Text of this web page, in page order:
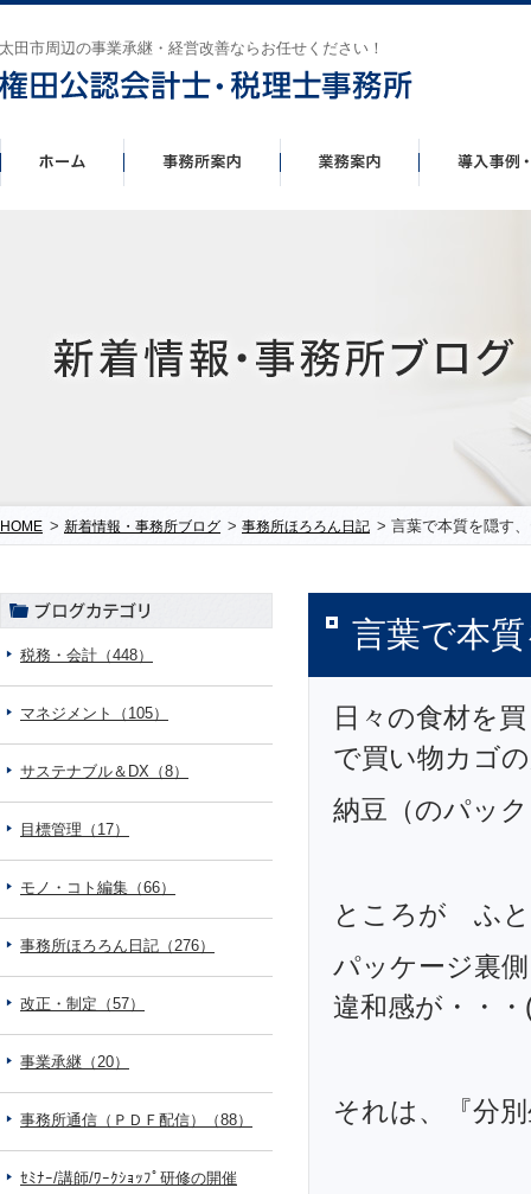
太田市周辺の事業承継・経営改善ならお任せください！
HOME > 新着情報・事務所ブログ > 事務所ほろろん日記 > 言葉で本質を隠す
言葉で本
日々の食材を
で買い物カゴ
納豆（のパッ
ところが ふ
パッケージ裏
違和感が・・
それは、『分
税務・会計（448）
マネジメント（105）
サステナブル＆DX（8）
目標管理（17）
モノ・コト編集（66）
事務所ほろろん日記（276）
改正・制定（57）
事業承継（20）
事務所通信（ＰＤＦ配信）（88）
ｾﾐﾅｰ/講師/ﾜｰｸｼｮｯﾌﾟ研修の開催